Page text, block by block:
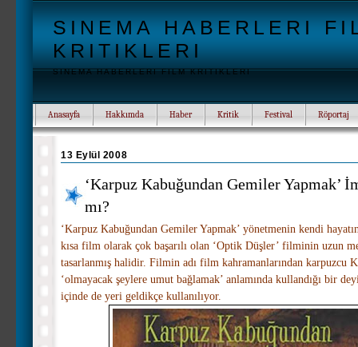
SINEMA HABERLERI
KRITIKLERI
SINEMA HABERLERI FILM KRITIKLERI
Anasayfa Hakkımda Haber Kritik Festival Röportaj
13 Eylül 2008
‘Karpuz Kabuğundan Gemiler Yapmak’
mı?
‘Karpuz Kabuğundan Gemiler Yapmak’ yönetmenin kendi
kısa film olarak çok başarılı olan ‘Optik Düşler’ filminin uzun
tasarlanmış halidir. Filmin adı film kahramanlarından karpuzcu
‘olmayacak şeylere umut bağlamak’ anlamında kullandığı bir
içinde de yeri geldikçe kullanılıyor.